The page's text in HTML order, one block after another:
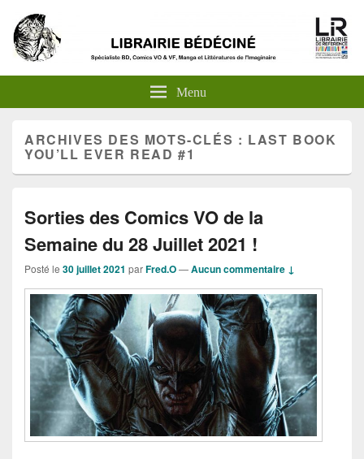
Menu
ARCHIVES DES MOTS-CLÉS : LAST BOOK
YOU’LL EVER READ #1
Sorties des Comics VO de la
Semaine du 28 Juillet 2021 !
Posté le 30 juillet 2021 parFred.O—Aucun commentaire ↓